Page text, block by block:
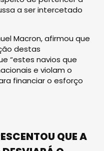
a ser intercetado
Macron, afirmou que
destas
“estes navios que
e violam o
financiar o esforço
QUE A